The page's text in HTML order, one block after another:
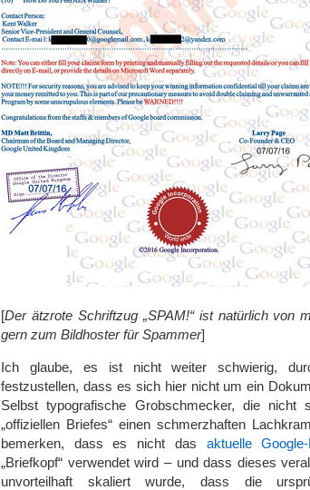
[Der ätzrote Schriftzug „SPAM!“ ist natürlich von
gern zum Bildhoster für Spammer]
Ich glaube, es ist nicht weiter schwierig,
festzustellen, dass es sich hier nicht um ein
Selbst typografische Grobschmecker, die nicht
„offiziellen Briefes“ einen schmerzhaften
bemerken, dass es nicht das aktuelle Google-
„Briefkopf“ verwendet wird – und dass dieses
unvorteilhaft skaliert wurde, dass die